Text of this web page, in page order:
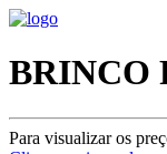
BRINCO
Para visualizar os